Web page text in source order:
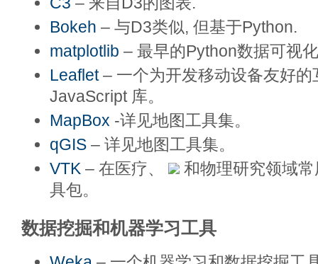
Bokeh – 与D3类似, 但基于Python.
matplotlib – 最早的Python数据可视
Leaflet– 一个为开发移动设备友好的
JavaScript 库。
MapBox -详见地图工具集。
qGIS – 详见地图工具集。
VTK – 在医疗、
和物理研究领域
具包。
数据挖掘和机器学习工具